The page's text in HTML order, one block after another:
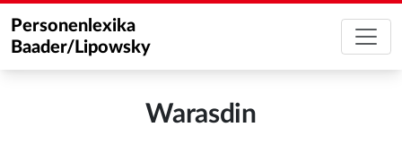
Personenlexika
Baader/Lipowsky
Warasdin